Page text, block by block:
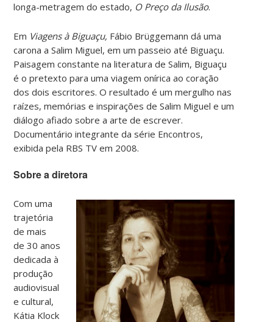
longa-metragem do estado, O Preço da Ilusão.
Em Viagens à Biguaçu, Fábio Brüggemann dá uma
carona a Salim Miguel, em um passeio até Biguaçu.
Paisagem constante na literatura de Salim, Biguaçu
é o pretexto para uma viagem onírica ao coração
dos dois escritores. O resultado é um mergulho nas
raízes, memórias e inspirações de Salim Miguel e um
diálogo afiado sobre a arte de escrever.
Documentário integrante da série Encontros,
exibida pela RBS TV em 2008.
Sobre a diretora
Com uma
trajetória
de mais
de 30 anos
dedicada à
produção
audiovisual
e cultural,
Kátia Klock